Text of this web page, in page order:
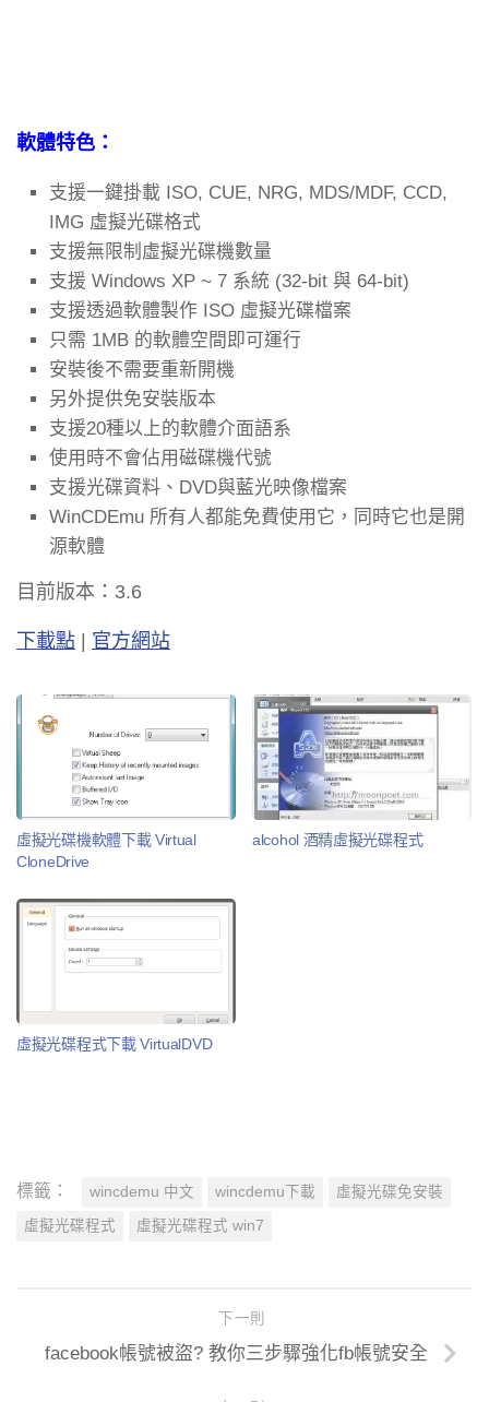
軟體特色：
支援一鍵掛載 ISO, CUE, NRG, MDS/MDF, CCD,
IMG 虛擬光碟格式
支援無限制虛擬光碟機數量
支援 Windows XP ~ 7 系統 (32-bit 與 64-bit)
支援透過軟體製作 ISO 虛擬光碟檔案
只需 1MB 的軟體空間即可運行
安裝後不需要重新開機
另外提供免安裝版本
支援20種以上的軟體介面語系
使用時不會佔用磁碟機代號
支援光碟資料、DVD與藍光映像檔案
WinCDEmu 所有人都能免費使用它，同時它也是開
源軟體
目前版本：3.6
下載點 | 官方網站
虛擬光碟機軟體下載 Virtual
CloneDrive
alcohol 酒精虛擬光碟程式
虛擬光碟程式下載 VirtualDVD
標籤： wincdemu 中文 wincdemu下載 虛擬光碟免安裝
虛擬光碟程式 虛擬光碟程式 win7
下一則
facebook帳號被盜? 教你三步驟強化fb帳號安全